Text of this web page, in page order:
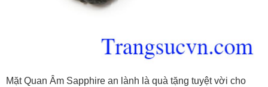
Mặt Quan Âm Sapphire an lành là quà tặng tuyệt vời cho